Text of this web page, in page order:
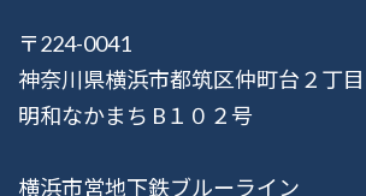
〒224-0041
神奈川県横浜市都筑区仲町台２丁
明和なかまち B１０２号
横浜市営地下鉄ブルーライン